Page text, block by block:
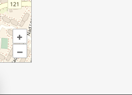
+
–